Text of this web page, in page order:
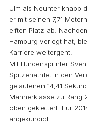
Ulm als Neunter knapp
er mit seinen 7,71
elften Platz ab.
Hamburg verlegt hat,
Karriere weitergeht.
Mit Hürdensprinter
Spitzenathlet in den
gelaufenen 14,41
Männerklasse zu Rang
oben geklettert. Für
angekündigt.